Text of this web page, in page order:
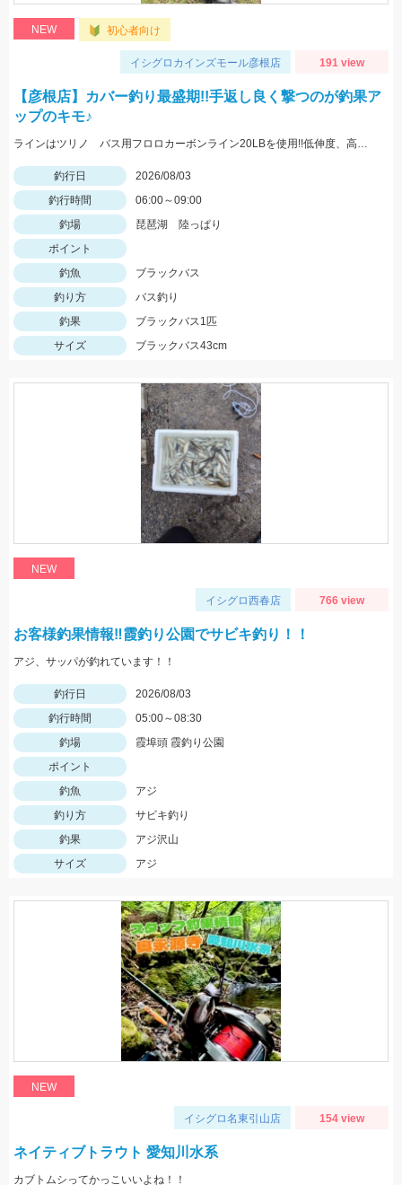
NEW 初心者向け
イシグロカインズモール彦根店 191 view
【彦根店】カバー釣り最盛期!!手返し良く撃つのが釣果ア
ップのキモ♪
ラインはツリノ バス用フロロカーボンライン20LBを使用!!低伸度、高強度でカバーの釣りはこれで決まり♪
釣行日
2026/08/03
釣行時間
06:00～09:00
釣場
琵琶湖 陸っぱり
ポイント
釣魚
ブラックバス
釣り方
バス釣り
釣果
ブラックバス1匹
サイズ
ブラックバス43cm
NEW
イシグロ西春店 766 view
お客様釣果情報‼霞釣り公園でサビキ釣り！！
アジ、サッパが釣れています！！
釣行日
2026/08/03
釣行時間
05:00～08:30
釣場
霞埠頭 霞釣り公園
ポイント
釣魚
アジ
釣り方
サビキ釣り
釣果
アジ沢山
サイズ
アジ
NEW
イシグロ名東引山店 154 view
ネイティブトラウト 愛知川水系
カブトムシってかっこいいよね！！